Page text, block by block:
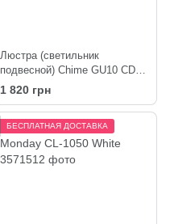
Люстра (светильник
подвесной) Chime GU10 СD57-
400-3 White
1 820 грн
БЕСПЛАТНАЯ ДОСТАВКА